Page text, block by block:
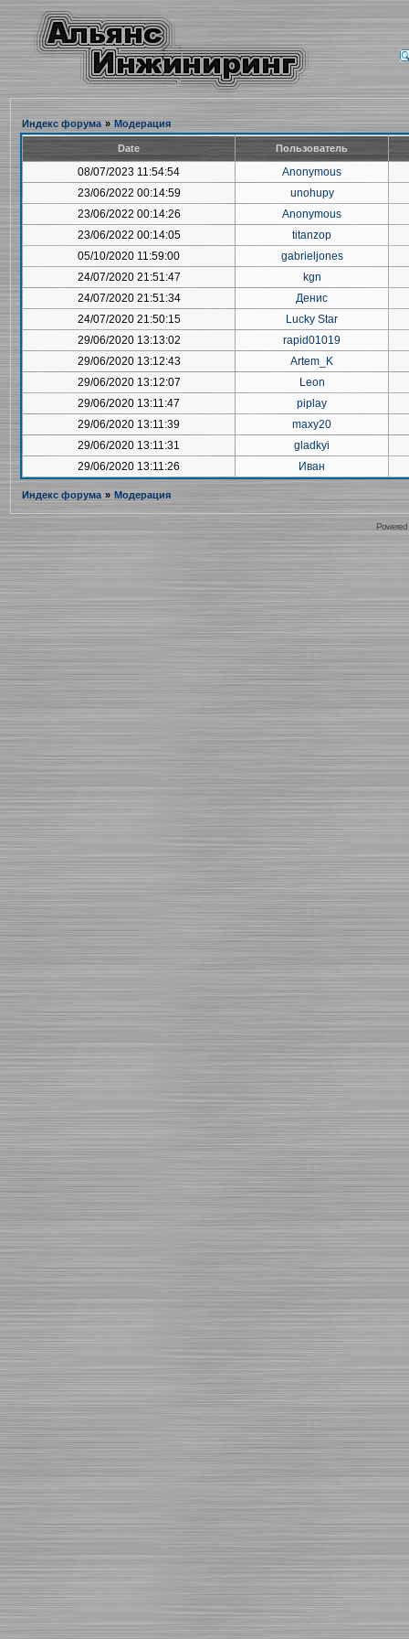
Индекс форума » Модерация
Date Пользователь
08/07/2023 11:54:54
Anonymous
23/06/2022 00:14:59
unohupy
23/06/2022 00:14:26
Anonymous
23/06/2022 00:14:05
titanzop
05/10/2020 11:59:00
gabrieljones
24/07/2020 21:51:47
kgn
24/07/2020 21:51:34
Денис
24/07/2020 21:50:15
Lucky Star
29/06/2020 13:13:02
rapid01019
29/06/2020 13:12:43
Artem_K
29/06/2020 13:12:07
Leon
29/06/2020 13:11:47
piplay
29/06/2020 13:11:39
maxy20
29/06/2020 13:11:31
gladkyi
29/06/2020 13:11:26
Иван
Индекс форума » Модерация